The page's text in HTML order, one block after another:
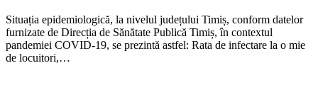
Situația epidemiologică, la nivelul județului Timiș, conform datelor
furnizate de Direcția de Sănătate Publică Timiș, în contextul
pandemiei COVID-19, se prezintă astfel: Rata de infectare la o mie
de locuitori,…